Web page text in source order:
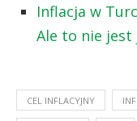
Inflacja w
Ale to nie jest
CEL INFLACYJNY